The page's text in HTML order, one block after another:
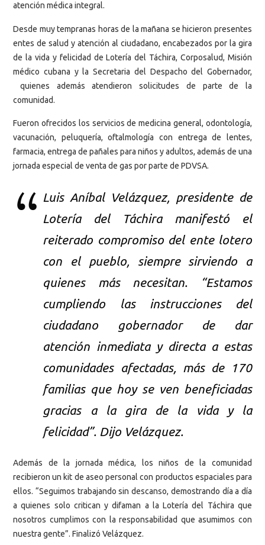
atención médica integral.
Desde muy tempranas horas de la mañana se hicieron presentes
entes de salud y atención al ciudadano, encabezados por la gira
de la vida y felicidad de Lotería del Táchira, Corposalud, Misión
médico cubana y la Secretaria del Despacho del Gobernador,
quienes además atendieron solicitudes de parte de la
comunidad.
Fueron ofrecidos los servicios de medicina general, odontología,
vacunación, peluquería, oftalmología con entrega de lentes,
farmacia, entrega de pañales para niños y adultos, además de una
jornada especial de venta de gas por parte de PDVSA.
Luis Aníbal Velázquez, presidente de
Lotería del Táchira manifestó el
reiterado compromiso del ente lotero
con el pueblo, siempre sirviendo a
quienes más necesitan. “Estamos
cumpliendo las instrucciones del
ciudadano gobernador de dar
atención inmediata y directa a estas
comunidades afectadas, más de 170
familias que hoy se ven beneficiadas
gracias a la gira de la vida y la
felicidad”. Dijo Velázquez.
Además de la jornada médica, los niños de la comunidad
recibieron un kit de aseo personal con productos espaciales para
ellos. “Seguimos trabajando sin descanso, demostrando día a día
a quienes solo critican y difaman a la Lotería del Táchira que
nosotros cumplimos con la responsabilidad que asumimos con
nuestra gente”. Finalizó Velázquez.